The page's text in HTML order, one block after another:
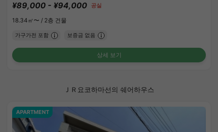
¥89,000 - ¥94,000 공실
18.34㎡〜 / 2층 건물
가구가전 포함 보증금 없음
상세 보기
ＪＲ요코하마선의 쉐어하우스
APARTMENT